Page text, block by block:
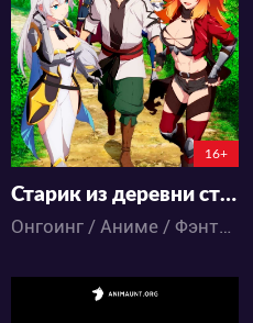
27 19
5:19:12:8
16+
Старик из деревни становится Святым мечом 2
Онгоинг / Аниме / Фэнтези / Экшен